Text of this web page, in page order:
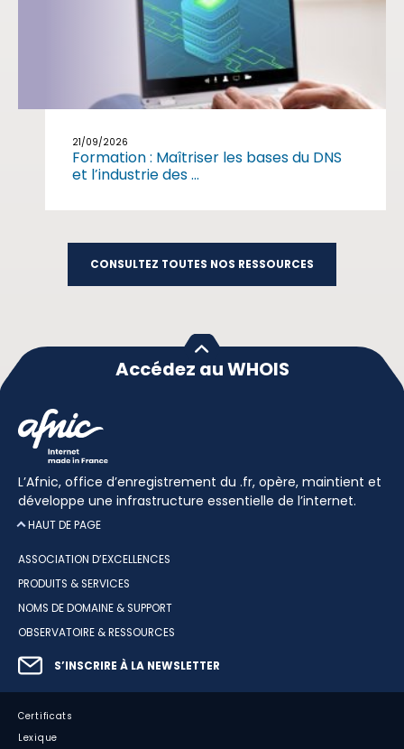
21/09/2026
Formation : Maîtriser les bases du DNS
et l’industrie des ...
CONSULTEZ TOUTES NOS RESSOURCES
Accédez au WHOIS
L’Afnic, office d’enregistrement du .fr, opère, maintient et
développe une infrastructure essentielle de l’internet.
HAUT DE PAGE
ASSOCIATION D’EXCELLENCES
PRODUITS & SERVICES
NOMS DE DOMAINE & SUPPORT
OBSERVATOIRE & RESSOURCES
S’INSCRIRE À LA NEWSLETTER
Certificats
Lexique